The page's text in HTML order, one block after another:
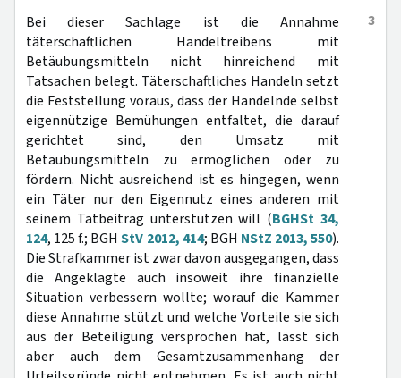
3
Bei dieser Sachlage ist die Annahme
täterschaftlichen Handeltreibens mit
Betäubungsmitteln nicht hinreichend mit
Tatsachen belegt. Täterschaftliches Handeln setzt
die Feststellung voraus, dass der Handelnde selbst
eigennützige Bemühungen entfaltet, die darauf
gerichtet sind, den Umsatz mit
Betäubungsmitteln zu ermöglichen oder zu
fördern. Nicht ausreichend ist es hingegen, wenn
ein Täter nur den Eigennutz eines anderen mit
seinem Tatbeitrag unterstützen will (BGHSt 34,
124, 125 f.; BGHStV 2012, 414; BGH NStZ 2013, 550).
Die Strafkammer ist zwar davon ausgegangen, dass
die Angeklagte auch insoweit ihre finanzielle
Situation verbessern wollte; worauf die Kammer
diese Annahme stützt und welche Vorteile sie sich
aus der Beteiligung versprochen hat, lässt sich
aber auch dem Gesamtzusammenhang der